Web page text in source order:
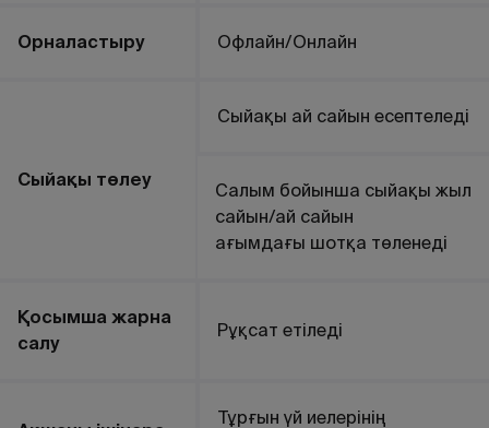
Орналастыру Офлайн/Онлайн
Сыйақы төлеу
Сыйақы ай сайын есептеледі
Салым бойынша сыйақы жыл
сайын/ай сайын
ағымдағы шотқа төленеді
Қосымша жарна
салу
Рұқсат етіледі
Тұрғын үй иелерінің